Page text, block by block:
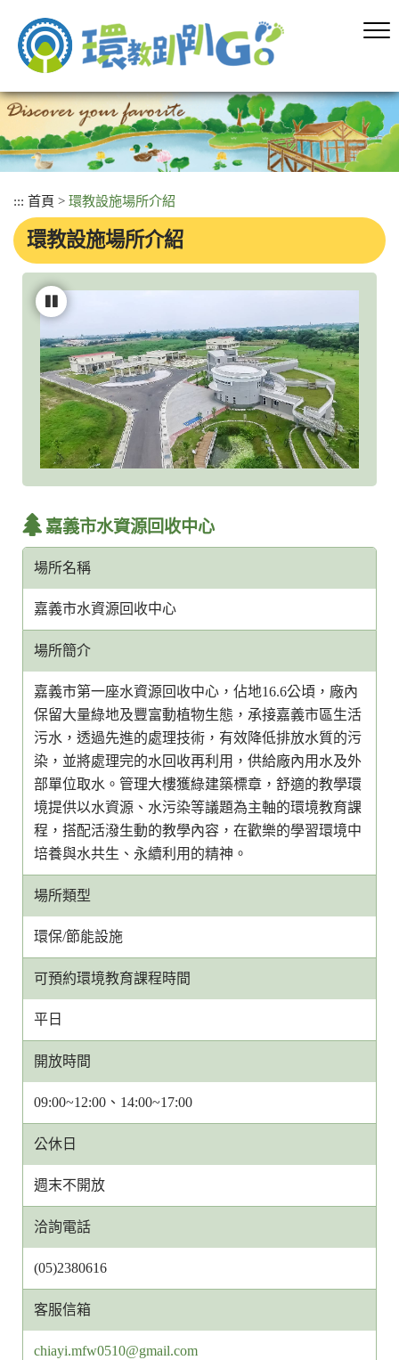
容
塊
::: 首頁 > 環教設施場所介紹
環教設施場所介紹
嘉義市水資源回收中心
場所名稱
嘉義市水資源回收中心
場所簡介
嘉義市第一座水資源回收中心，佔地16.6公頃，廠內
保留大量綠地及豐富動植物生態，承接嘉義市區生活
污水，透過先進的處理技術，有效降低排放水質的污
染，並將處理完的水回收再利用，供給廠內用水及外
部單位取水。管理大樓獲綠建築標章，舒適的教學環
境提供以水資源、水污染等議題為主軸的環境教育課
程，搭配活潑生動的教學內容，在歡樂的學習環境中
培養與水共生、永續利用的精神。
場所類型
環保/節能設施
可預約環境教育課程時間
平日
開放時間
09:00~12:00、14:00~17:00
公休日
週末不開放
洽詢電話
(05)2380616
客服信箱
客
chiayi.mfw0510@gmail.com